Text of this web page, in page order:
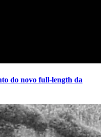
do novo full-length da